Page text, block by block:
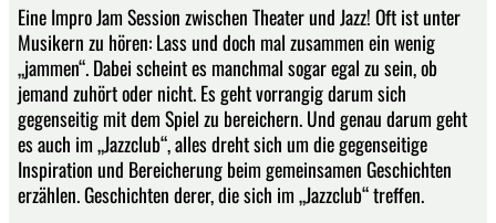
Eine Impro Jam Session zwischen Theater und Jazz! Oft ist unter
Musikern zu hören: Lass und doch mal zusammen ein wenig
„jammen“. Dabei scheint es manchmal sogar egal zu sein, ob
jemand zuhört oder nicht. Es geht vorrangig darum sich
gegenseitig mit dem Spiel zu bereichern. Und genau darum geht
es auch im „Jazzclub“, alles dreht sich um die gegenseitige
Inspiration und Bereicherung beim gemeinsamen Geschichten
erzählen. Geschichten derer, die sich im „Jazzclub“ treffen.